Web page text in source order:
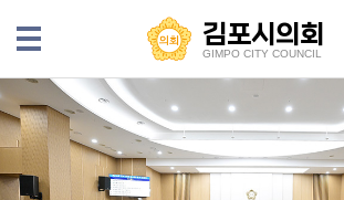
메인메뉴 바로가기
김포시의회
GIMPO CITY COUNCIL
의
회
안
내
김포시의회
GIMPO CITY COUNCIL